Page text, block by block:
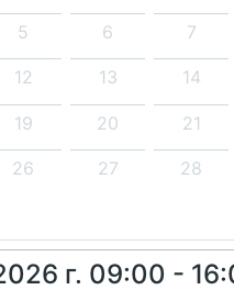
5 6 7
12 13 14
19 20 21
26 27 28
г. 09:00 -